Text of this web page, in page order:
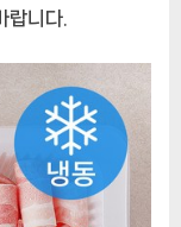
랍니다.